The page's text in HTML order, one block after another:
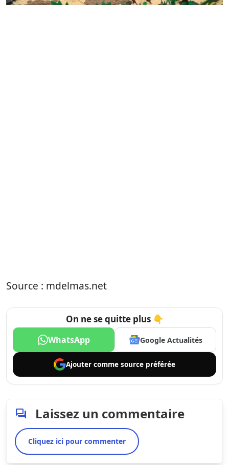
Source : mdelmas.net
On ne se quitte plus 👇
WhatsApp Google Actualités
Ajouter comme source préférée
Laissez un commentaire
Cliquez ici pour commenter